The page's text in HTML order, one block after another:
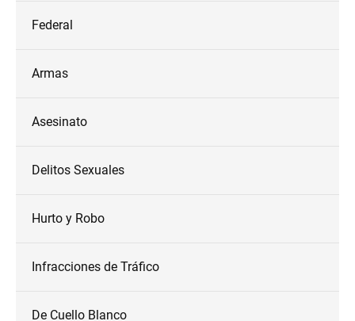
Federal
Armas
Asesinato
Delitos Sexuales
Hurto y Robo
Infracciones de Tráfico
De Cuello Blanco